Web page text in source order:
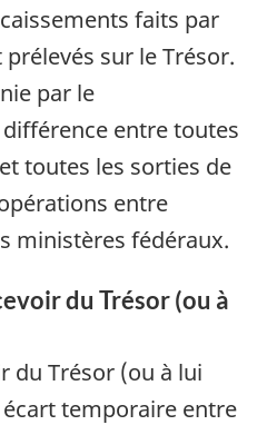
faits par
sur le Trésor.
par le
entre toutes
toutes les sorties de
entre
ministères fédéraux.
du Trésor (ou à
du Trésor (ou à lui
temporaire entre